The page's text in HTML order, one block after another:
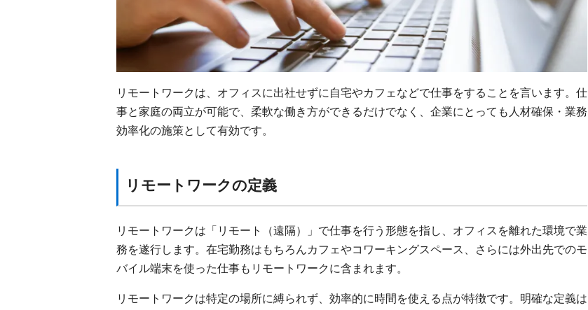
リモートワークは、オフィスに出社せずに自宅やカフェなどで仕事をすることを言います。仕
事と家庭の両立が可能で、柔軟な働き方ができるだけでなく、企業にとっても人材確保・業務
効率化の施策として有効です。
リモートワークの定義
リモートワークは「リモート（遠隔）」で仕事を行う形態を指し、オフィスを離れた環境で業
務を遂行します。在宅勤務はもちろんカフェやコワーキングスペース、さらには外出先でのモ
バイル端末を使った仕事もリモートワークに含まれます。
リモートワークは特定の場所に縛られず、効率的に時間を使える点が特徴です。明確な定義は